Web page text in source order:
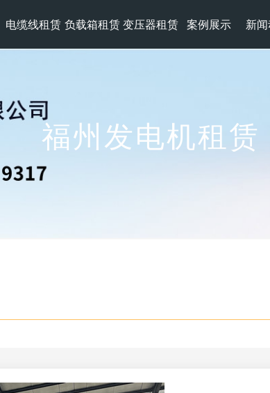
电缆线租赁 负载箱租赁 变压器租赁 案例展示 新
福州发电机租赁